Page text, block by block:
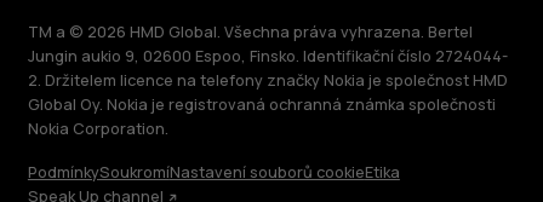
TM a © 2026 HMD Global. Všechna práva vyhrazena. Bertel
Jungin aukio 9, 02600 Espoo, Finsko. Identifikační číslo 2724044-
2. Držitelem licence na telefony značky Nokia je společnost HMD
Global Oy. Nokia je registrovaná ochranná známka společnosti
Nokia Corporation.
PodmínkySoukromíNastavení souborů cookieEtika
Speak Up channel